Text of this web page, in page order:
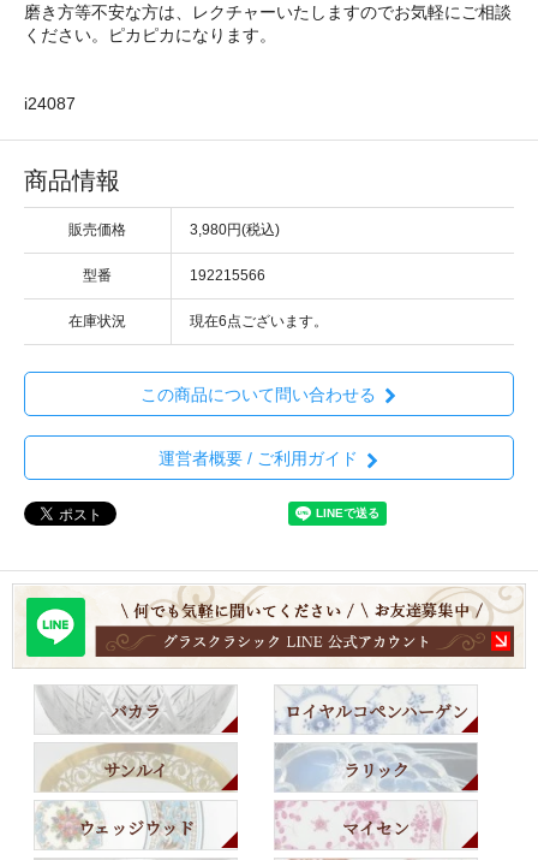
磨き方等不安な方は、レクチャーいたしますのでお気軽にご相談
ください。ピカピカになります。
i24087
商品情報
販売価格 3,980円(税込)
型番 192215566
在庫状況 現在6点ございます。
この商品について問い合わせる
運営者概要 / ご利用ガイド
バカラ ロイヤルコペンハーゲン
サンルイ ラリック
ウェッジウッド マイセン